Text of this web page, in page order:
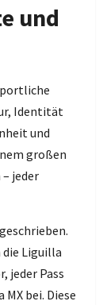
und
Identität
und
großen
jeder
die Liguilla
jeder Pass
bei. Diese